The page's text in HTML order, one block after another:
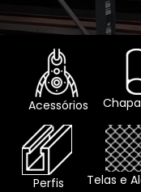
Acessórios
Perfis Telas e